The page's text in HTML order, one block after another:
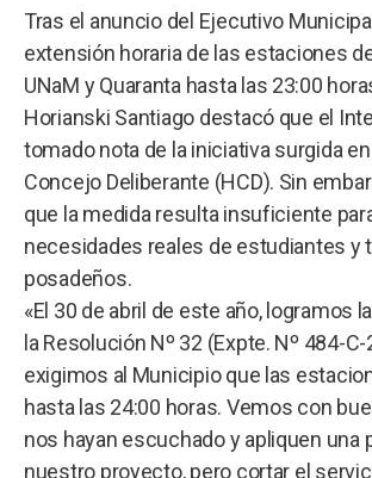
Tras el anuncio del Ejecutivo
extensión horaria de las estaciones
UNaM y Quaranta hasta las 23:00
Horianski Santiago destacó que el
tomado nota de la iniciativa surgida
Concejo Deliberante (HCD). Sin
que la medida resulta insuficiente
necesidades reales de estudiantes y
posadeños.
«El 30 de abril de este año, logramos
la Resolución Nº 32 (Expte. Nº 484-
exigimos al Municipio que las
hasta las 24:00 horas. Vemos con
nos hayan escuchado y apliquen una
nuestro proyecto, pero cortar el